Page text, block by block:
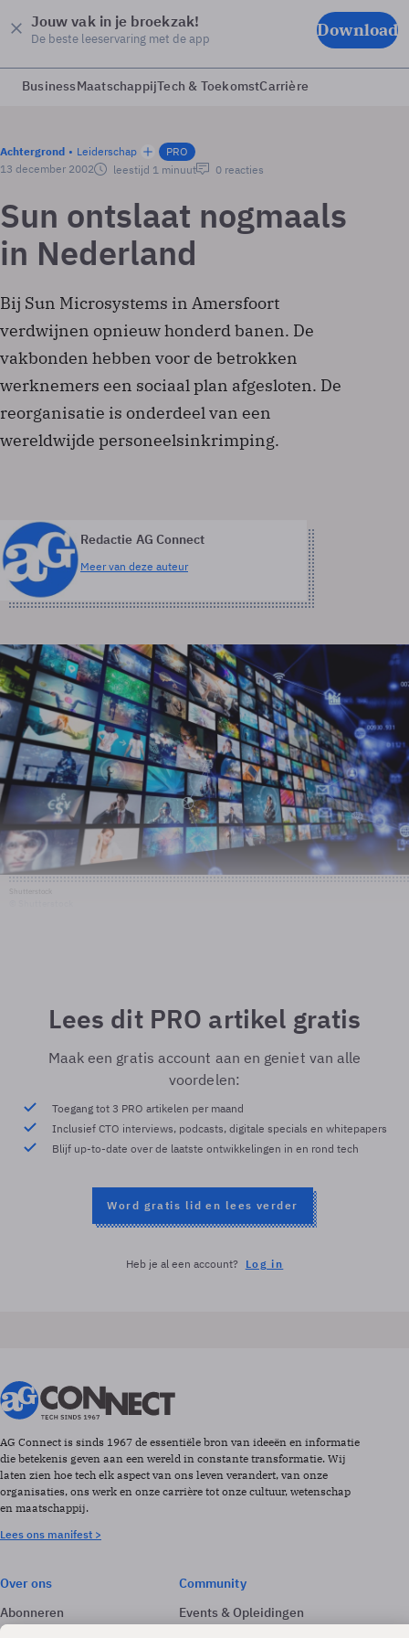
Jouw vak in je broekzak!
De beste leeservaring met de app Download
BusinessMaatschappijTech & ToekomstCarrière
Achtergrond Leiderschap
PRO
13 december 2002
leestijd 1 minuut 0 reacties
Sun ontslaat nogmaals
in Nederland
Bij Sun Microsystems in Amersfoort
verdwijnen opnieuw honderd banen. De
vakbonden hebben voor de betrokken
werknemers een sociaal plan afgesloten. De
reorganisatie is onderdeel van een
wereldwijde personeelsinkrimping.
Redactie AG Connect
Meer van deze auteur
Lees dit PRO artikel gratis
Maak een gratis account aan en geniet van alle
voordelen:
Toegang tot 3 PRO artikelen per maand
Inclusief CTO interviews, podcasts, digitale specials en whitepapers
Blijf up-to-date over de laatste ontwikkelingen in en rond tech
Word gratis lid en lees verder
Heb je al een account? Log in
AG Connect is sinds 1967 de essentiële bron van ideeën en informatie
die betekenis geven aan een wereld in constante transformatie. Wij
laten zien hoe tech elk aspect van ons leven verandert, van onze
organisaties, ons werk en onze carrière tot onze cultuur, wetenschap
en maatschappij.
Lees ons manifest >
Over ons
Abonneren
Adverteren
Community
Events & Opleidingen